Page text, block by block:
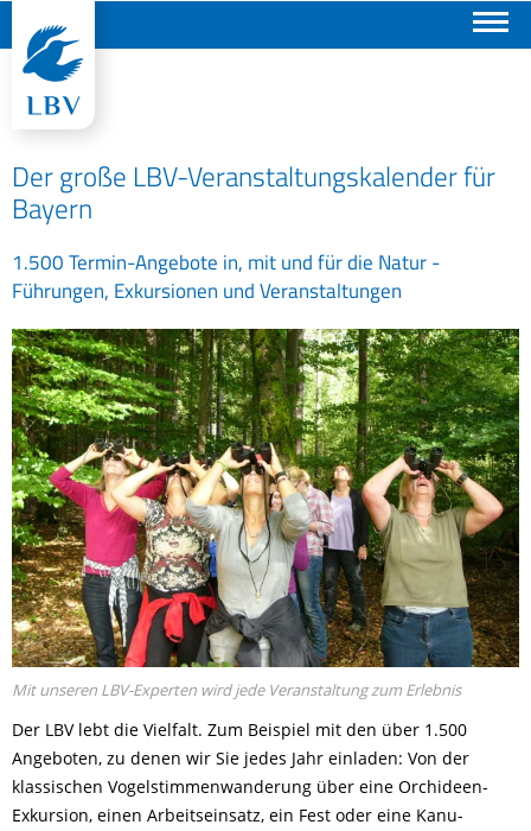
Der große LBV-Veranstaltungskalender für
Bayern
1.500 Termin-Angebote in, mit und für die Natur -
Führungen, Exkursionen und Veranstaltungen
Mit unseren LBV-Experten wird jede Veranstaltung zum Erlebnis
Der LBV lebt die Vielfalt. Zum Beispiel mit den über 1.500
Angeboten, zu denen wir Sie jedes Jahr einladen: Von der
klassischen Vogelstimmenwanderung über eine Orchideen-
Exkursion, einen Arbeitseinsatz, ein Fest oder eine Kanu-